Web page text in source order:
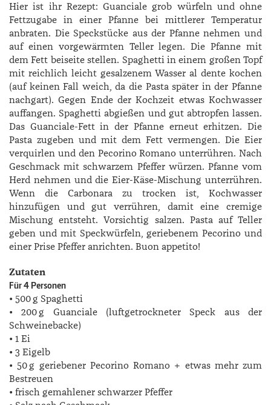
Hier ist ihr Rezept: Guanciale grob würfeln und ohne
Fettzugabe in einer Pfanne bei mittlerer Temperatur
anbraten. Die Speckstücke aus der Pfanne nehmen und
auf einen vorgewärmten Teller legen. Die Pfanne mit
dem Fett beiseite stellen. Spaghetti in einem großen Topf
mit reichlich leicht gesalzenem Wasser al dente kochen
(auf keinen Fall weich, da die Pasta später in der Pfanne
nachgart). Gegen Ende der Kochzeit etwas Kochwasser
auffangen. Spaghetti abgießen und gut abtropfen lassen.
Das Guanciale-Fett in der Pfanne erneut erhitzen. Die
Pasta zugeben und mit dem Fett vermengen. Die Eier
verquirlen und den Pecorino Romano unterrühren. Nach
Geschmack mit schwarzem Pfeffer würzen. Pfanne vom
Herd nehmen und die Eier-Käse-Mischung unterrühren.
Wenn die Carbonara zu trocken ist, Kochwasser
hinzufügen und gut verrühren, damit eine cremige
Mischung entsteht. Vorsichtig salzen. Pasta auf Teller
geben und mit Speckwürfeln, geriebenem Pecorino und
einer Prise Pfeffer anrichten. Buon appetito!
Zutaten
Für 4 Personen
• 500 g Spaghetti
• 200 g Guanciale (luftgetrockneter Speck aus der
Schweinebacke)
• 1 Ei
• 3 Eigelb
• 50 g geriebener Pecorino Romano + etwas mehr zum
Bestreuen
• frisch gemahlener schwarzer Pfeffer